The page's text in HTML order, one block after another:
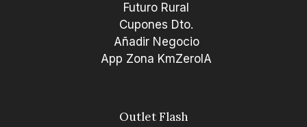
Futuro Rural
Cupones Dto.
Añadir Negocio
App Zona KmZeroIA
Outlet Flash